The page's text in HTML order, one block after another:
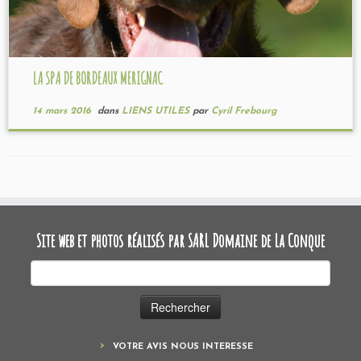
LA SPA DE BORDEAUX MERIGNAC
14 mars 2016dans LIENS UTILES par Cyril Frebourg
Site web et photos réalisés par SARL Domaine de La Conque
VOTRE AVIS NOUS INTERESSE